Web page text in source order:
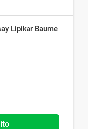
Lipikar Baume